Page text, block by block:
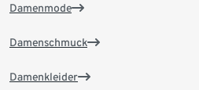
Damenmode
Damenschmuck
Damenkleider